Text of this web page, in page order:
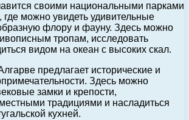
своими национальными парками
где можно увидеть удивительные
флору и фауну. Здесь можно
тропам, исследовать
видом на океан с высоких скал.
предлагает исторические и
Здесь можно
замки и крепости,
традициями и насладиться
кухней.